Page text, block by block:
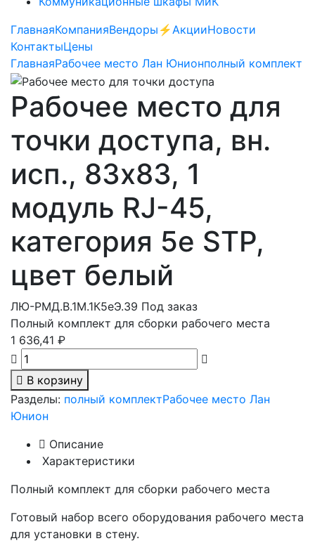
ГлавнаяКомпанияВендоры ⚡️АкцииНовости
КонтактыЦены
ГлавнаяРабочее место Лан Юнионполный комплект
Рабочее место для
точки доступа, вн.
исп., 83х83, 1
модуль RJ-45,
категория 5e STP,
цвет белый
ЛЮ-РМД.В.1М.1К5eЭ.39 Под заказ
Полный комплект для сборки рабочего места
1 636,41 ₽
В корзину
Разделы: полный комплектРабочее место Лан
Юнион
Описание
Характеристики
Полный комплект для сборки рабочего места
Готовый набор всего оборудования рабочего места
для установки в стену.